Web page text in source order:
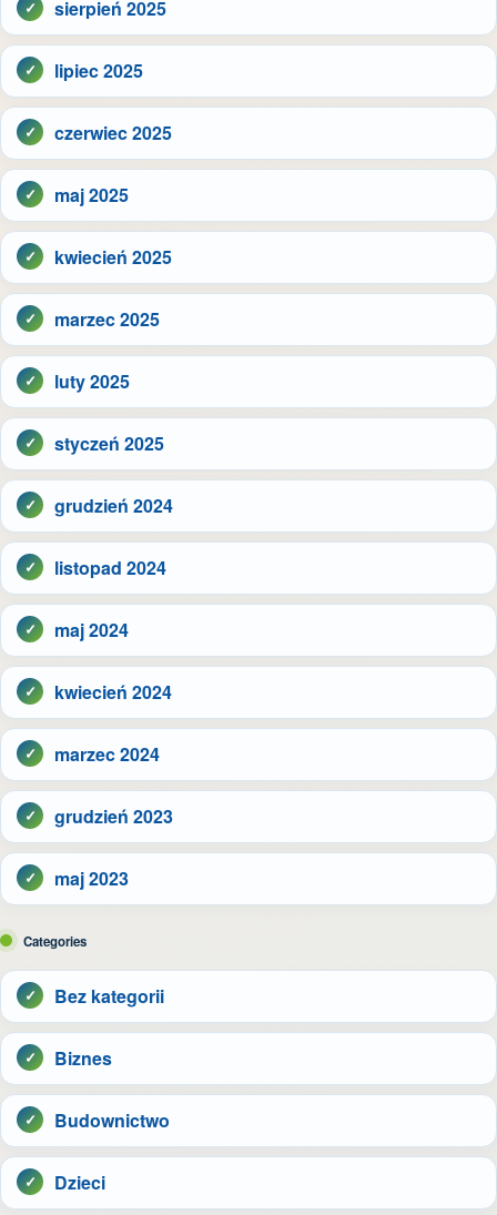
sierpień 2025
lipiec 2025
czerwiec 2025
maj 2025
kwiecień 2025
marzec 2025
luty 2025
styczeń 2025
grudzień 2024
listopad 2024
maj 2024
kwiecień 2024
marzec 2024
grudzień 2023
maj 2023
Categories
Bez kategorii
Biznes
Budownictwo
Dzieci